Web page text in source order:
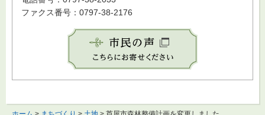
ファクス番号：0797-38-2176